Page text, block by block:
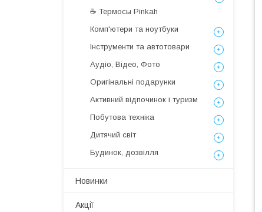
☕ Термосы Pinkah
Комп'ютери та ноутбуки
Інструменти та автотовари
Аудіо, Відео, Фото
Оригінальні подарунки
Активний відпочинок і туризм
Побутова техніка
Дитячий світ
Будинок, дозвілля
Новинки
Акції